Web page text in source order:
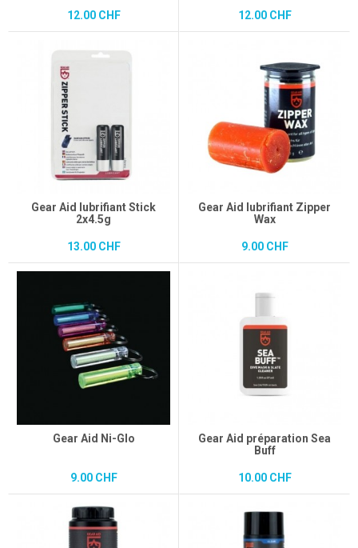
12.00 CHF 12.00 CHF
Gear Aid lubrifiant Stick
2x4.5g
13.00 CHF
Gear Aid lubrifiant Zipper
Wax
9.00 CHF
Gear Aid Ni-Glo
9.00 CHF
Gear Aid préparation Sea
Buff
10.00 CHF